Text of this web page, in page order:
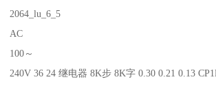
2064_lu_6_5
AC
100～
240V 36 24 继电器 8K步 8K字 0.30 0.21 0.13